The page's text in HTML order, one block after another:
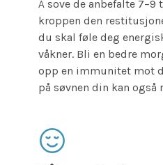
Å sove de anbefalte
kroppen den
du skal føle deg
våkner. Bli en bedre
opp en immunitet mot
på søvnen din kan også